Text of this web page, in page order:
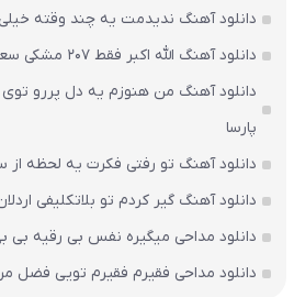
دانلود آهنگ ندیدمت یه چند وقته
دانلود آهنگ الله اکبر فقط 207 مشکی سعید کریمی
دانلود آهنگ من هنوزم یه دل پررو
پارسا
دانلود آهنگ تو رفتی فکرت یه لحظه از
دانلود آهنگ گیر کردم تو بلاتکلیفی
دانلود مداحی میگیره نفس بی رقیه بی
دانلود مداحی فقیرم فقیرم تویی فضل